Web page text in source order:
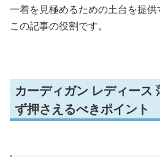
一着を見極めるための土台を提
この記事の役割です。
カーディガン レディース
ず押さえるべきポイント